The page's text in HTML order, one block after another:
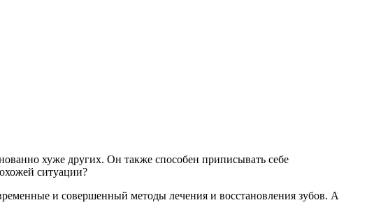
хуже других. Он также способен приписывать себе
ситуации?
и совершенный методы лечения и восстановления зубов. А